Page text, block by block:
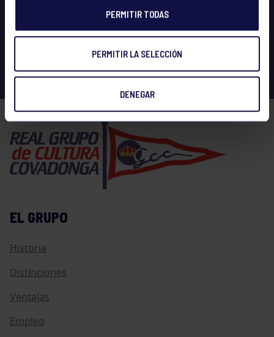
PERMITIR TODAS
PERMITIR LA SELECCIÓN
DENEGAR
EL GRUPO
Historia
Distinciones
Ventajas
Empleo